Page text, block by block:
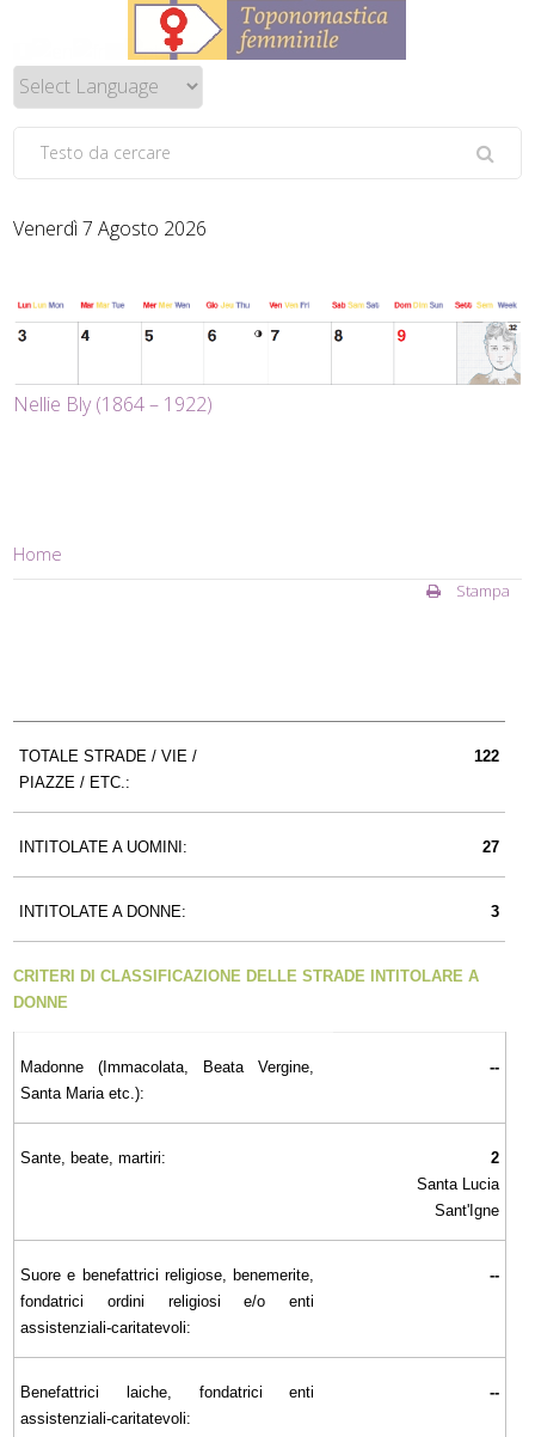
Venerdì 7 Agosto 2026
Nellie Bly (1864 – 1922)
Home
Stampa
TOTALE STRADE / VIE /
PIAZZE / ETC.:
122
INTITOLATE A UOMINI: 27
INTITOLATE A DONNE: 3
CRITERI DI CLASSIFICAZIONE DELLE STRADE INTITOLARE A
DONNE
Madonne (Immacolata, Beata Vergine,
Santa Maria etc.):
--
Sante, beate, martiri:
2
Santa Lucia
Sant'Igne
Suore e benefattrici religiose, benemerite,
fondatrici ordini religiosi e/o enti
assistenziali-caritatevoli:
--
Benefattrici laiche, fondatrici enti
assistenziali-caritatevoli:
--